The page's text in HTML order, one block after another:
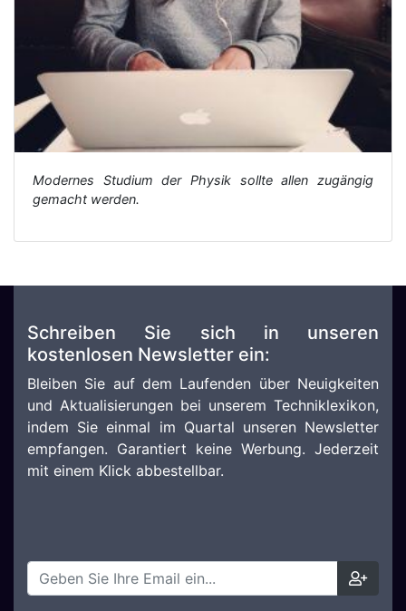
Modernes Studium der Physik sollte allen zugängig
gemacht werden.
Schreiben Sie sich in unseren
kostenlosen Newsletter ein:
Bleiben Sie auf dem Laufenden über Neuigkeiten
und Aktualisierungen bei unserem Techniklexikon,
indem Sie einmal im Quartal unseren Newsletter
empfangen. Garantiert keine Werbung. Jederzeit
mit einem Klick abbestellbar.